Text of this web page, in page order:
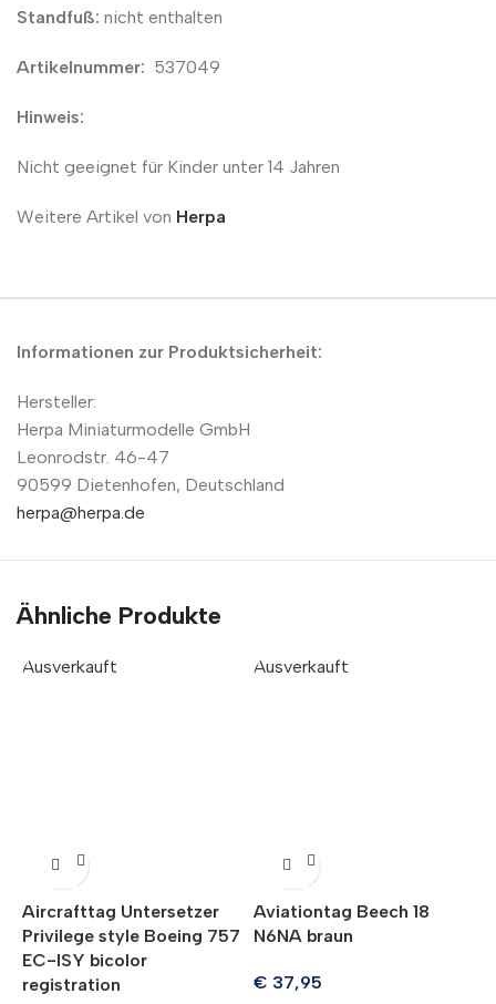
Standfuß: nicht enthalten
Artikelnummer: 537049
Hinweis:
Nicht geeignet für Kinder unter 14 Jahren
Weitere Artikel von Herpa
Informationen zur Produktsicherheit:
Hersteller:
Herpa Miniaturmodelle GmbH
Leonrodstr. 46-47
90599 Dietenhofen, Deutschland
herpa@herpa.de
Ähnliche Produkte
Ausverkauft
Aircrafttag Untersetzer
Privilege style Boeing 757
EC-ISY bicolor
registration
Ausverkauft
Aviationtag Beech 18
N6NA braun
€ 37,95